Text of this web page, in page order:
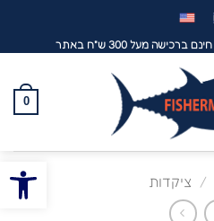
פתח
0
/ ציקדות